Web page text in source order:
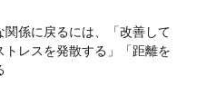
係に戻るには、「改善して
レスを発散する」「距離を